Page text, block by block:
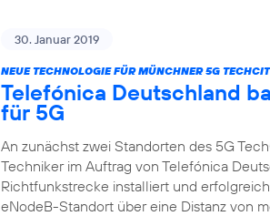
30. Januar 2019
NEUE TECHNOLOGIE FÜR MÜNCHNER 5G
Telefónica Deutschland
für 5G
An zunächst zwei Standorten des 5G
Techniker im Auftrag von Telefónica
Richtfunkstrecke installiert und
eNodeB-Standort über eine Distanz von